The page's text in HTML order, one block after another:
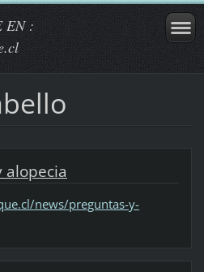
EN :
alopecia
news/preguntas-y-